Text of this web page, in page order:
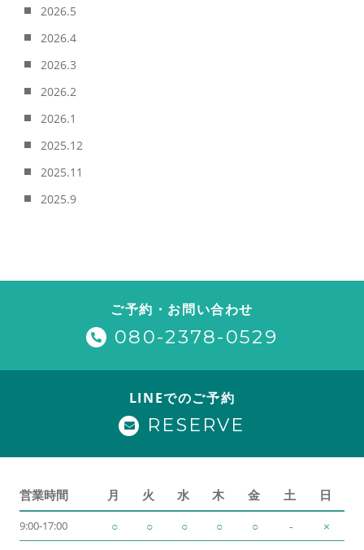
2026.5
2026.4
2026.3
2026.2
2026.1
2025.12
2025.11
2025.9
ご予約・お問い合わせ
080-2378-0529
LINEでのご予約
RESERVE
営業時間 月 火 水 木 金 土 日
9:00-17:00 ○ ○ ○ ○ ○ - ×